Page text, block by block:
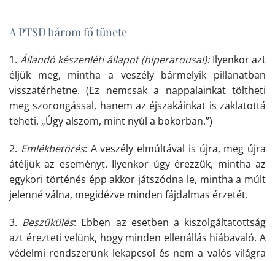
A PTSD három fő tünete
1. Állandó készenléti állapot (hiperarousal):Ilyenkor azt
éljük meg, mintha a veszély bármelyik pillanatban
visszatérhetne. (Ez nemcsak a nappalainkat töltheti
meg szorongással, hanem az éjszakáinkat is zaklatottá
teheti. „Úgy alszom, mint nyúl a bokorban.”)
2. Emlékbetörés: A veszély elmúltával is újra, meg újra
átéljük az eseményt. Ilyenkor úgy érezzük, mintha az
egykori történés épp akkor játszódna le, mintha a múlt
jelenné válna, megidézve minden fájdalmas érzetét.
3. Beszűkülés: Ebben az esetben a kiszolgáltatottság
azt érezteti velünk, hogy minden ellenállás hiábavaló. A
védelmi rendszerünk lekapcsol és nem a valós világra